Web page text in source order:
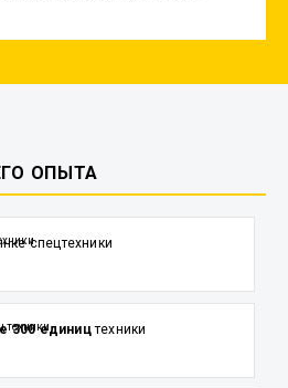
ОПЫТА
спецтехники
300 едиництехники